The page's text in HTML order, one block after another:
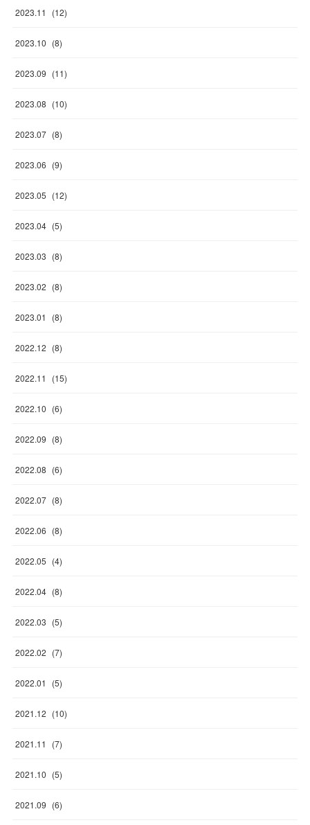
2023.11 (12)
2023.10 (8)
2023.09 (11)
2023.08 (10)
2023.07 (8)
2023.06 (9)
2023.05 (12)
2023.04 (5)
2023.03 (8)
2023.02 (8)
2023.01 (8)
2022.12 (8)
2022.11 (15)
2022.10 (6)
2022.09 (8)
2022.08 (6)
2022.07 (8)
2022.06 (8)
2022.05 (4)
2022.04 (8)
2022.03 (5)
2022.02 (7)
2022.01 (5)
2021.12 (10)
2021.11 (7)
2021.10 (5)
2021.09 (6)